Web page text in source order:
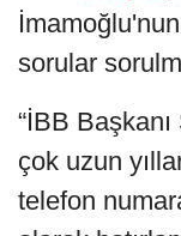
sorular
“İBB
çok uzun
telefon